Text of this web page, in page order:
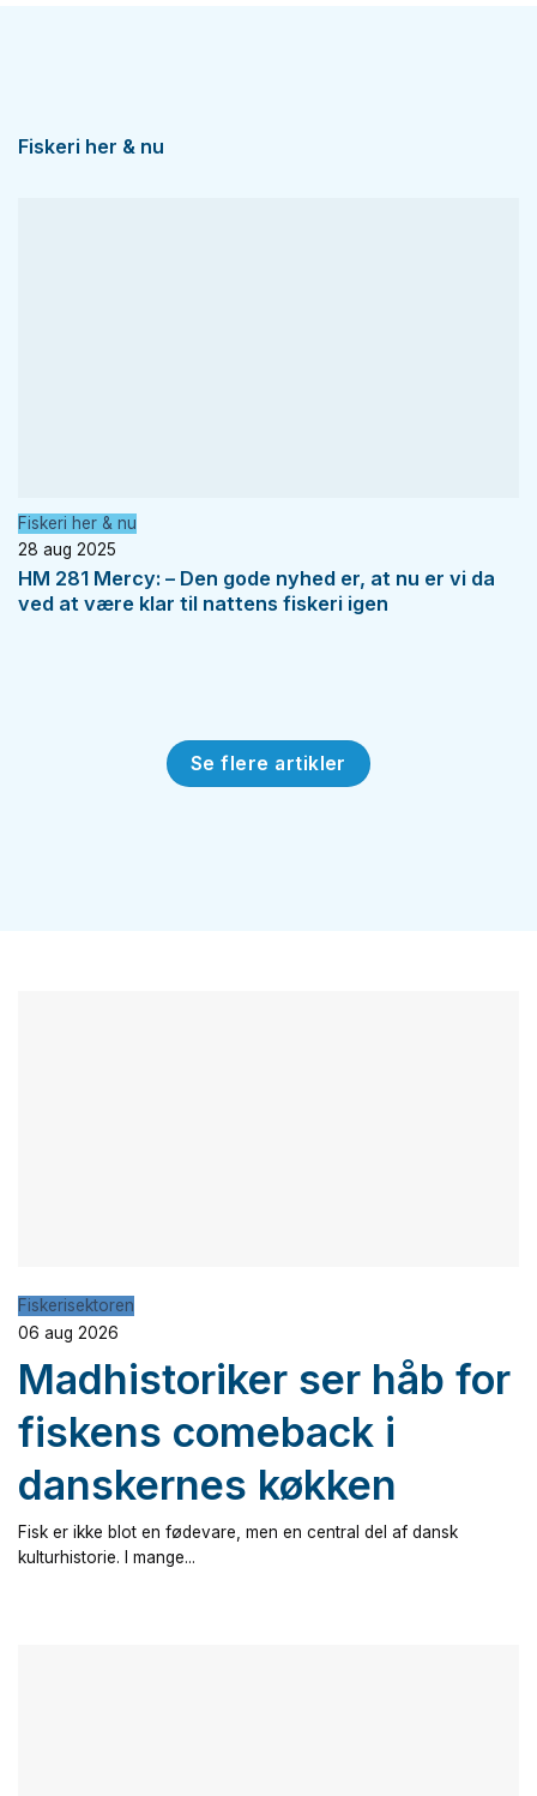
Fiskeri her & nu
Fiskeri her & nu
28 aug 2025
HM 281 Mercy: – Den gode nyhed er, at nu er vi da
ved at være klar til nattens fiskeri igen
Se flere artikler
Fiskerisektoren
06 aug 2026
Madhistoriker ser håb for
fiskens comeback i
danskernes køkken
Fisk er ikke blot en fødevare, men en central del af dansk
kulturhistorie. I mange...